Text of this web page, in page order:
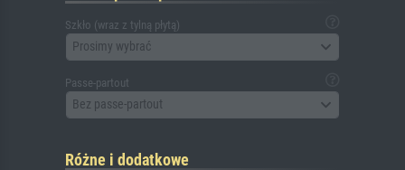
Szkło (wraz z tylną płytą)
Prosimy wybrać
Passe-partout
Bez passe-partout
Różne i dodatkowe